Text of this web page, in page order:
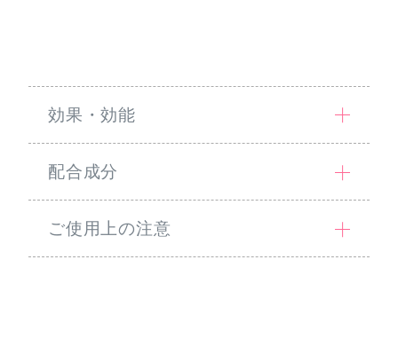
効果・効能
配合成分
ご使用上の注意